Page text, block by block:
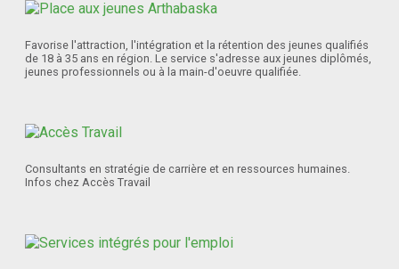
Favorise l'attraction, l'intégration et la rétention des jeunes qualifiés
de 18 à 35 ans en région. Le service s'adresse aux jeunes diplômés,
jeunes professionnels ou à la main-d'oeuvre qualifiée.
Consultants en stratégie de carrière et en ressources humaines.
Infos chez Accès Travail